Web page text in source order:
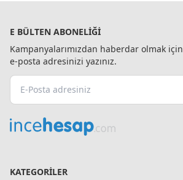
E BÜLTEN ABONELIĞI
Kampanyalarımızdan haberdar olmak için
e-posta adresinizi yazınız.
KATEGORILER